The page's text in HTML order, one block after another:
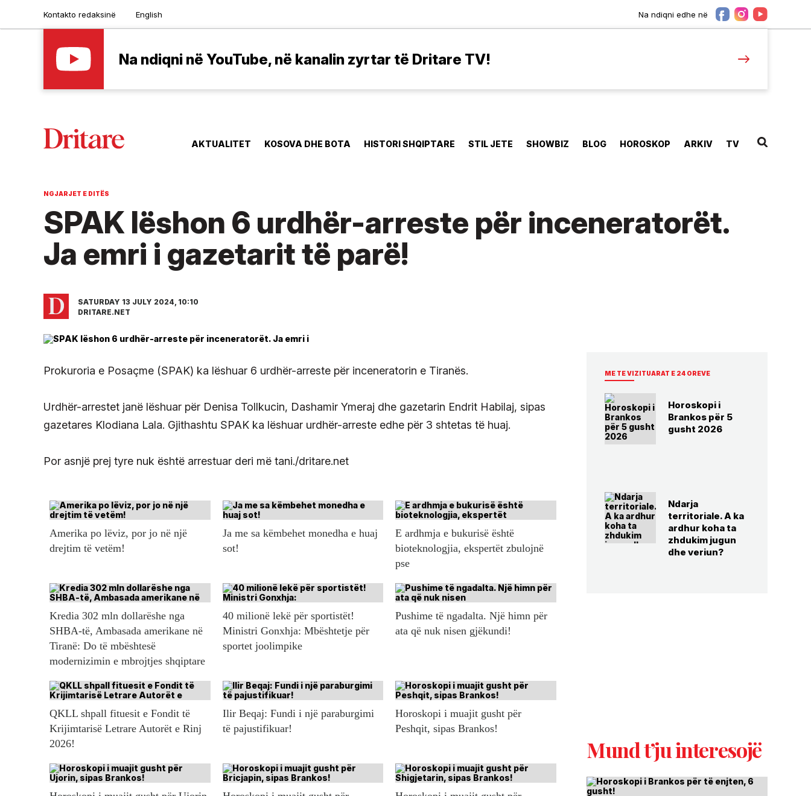
Kontakto redaksinë English Na ndiqni edhe në
Na ndiqni në YouTube, në kanalin zyrtar të Dritare TV!
AKTUALITET KOSOVA DHE BOTA HISTORI SHQIPTARE STIL JETE SHOWBIZ BLOG HOROSKOP ARKIV TV
NGJARJET E DITËS
SPAK lëshon 6 urdhër-arreste për inceneratorët.
Ja emri i gazetarit të parë!
SATURDAY 13 JULY 2024, 10:10
DRITARE.NET
Prokuroria e Posaçme (SPAK) ka lëshuar 6 urdhër-arreste për inceneratorin e Tiranës.
Urdhër-arrestet janë lëshuar për Denisa Tollkucin, Dashamir Ymeraj dhe gazetarin Endrit Habilaj, sipas
gazetares Klodiana Lala. Gjithashtu SPAK ka lëshuar urdhër-arreste edhe për 3 shtetas të huaj.
Por asnjë prej tyre nuk është arrestuar deri më tani./dritare.net
Amerika po lëviz, por jo në një
drejtim të vetëm!
Ja me sa këmbehet monedha e huaj
sot!
E ardhmja e bukurisë është
bioteknologjia, ekspertët zbulojnë
pse
Kredia 302 mln dollarëshe nga
SHBA-të, Ambasada amerikane në
Tiranë: Do të mbështesë
modernizimin e mbrojtjes shqiptare
40 milionë lekë për sportistët!
Ministri Gonxhja: Mbështetje për
sportet joolimpike
Pushime të ngadalta. Një himn për
ata që nuk nisen gjëkundi!
QKLL shpall fituesit e Fondit të
Krijimtarisë Letrare Autorët e Rinj
2026!
Ilir Beqaj: Fundi i një paraburgimi
të pajustifikuar!
Horoskopi i muajit gusht për
Peshqit, sipas Brankos!
ME TE VIZITUARAT E 24 OREVE
Horoskopi i
Brankos për 5
gusht 2026
Ndarja
territoriale. A ka
ardhur koha ta
zhdukim jugun
dhe veriun?
Mund t’ju interesojë